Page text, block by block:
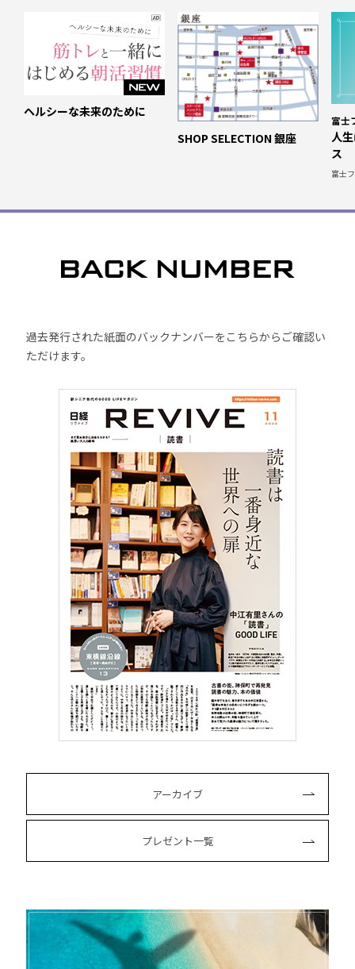
ヘルシーな未来のために
SHOP SELECTION 銀座
富士
人
ス
富士
過去発行された紙面のバックナンバーをこちらからご確認い
ただけます。
アーカイブ
プレゼント一覧